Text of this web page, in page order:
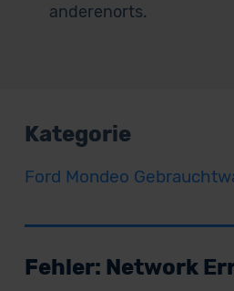
anderenorts.
Kategorie
Ford Mondeo
Fehler: Network